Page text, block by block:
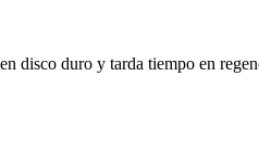
disco duro y tarda tiempo en